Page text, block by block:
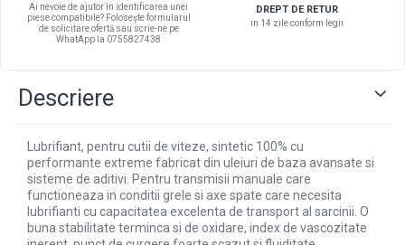
Ai nevoie de ajutor în identificarea unei
piese compatibile? Folosește formularul
de solicitare ofertă sau scrie-ne pe
WhatApp la 0755827438
DREPT DE RETUR
in 14 zile conform legii
Descriere
Lubrifiant, pentru cutii de viteze, sintetic 100% cu
performante extreme fabricat din uleiuri de baza avansate si
sisteme de aditivi. Pentru transmisii manuale care
functioneaza in conditii grele si axe spate care necesita
lubrifianti cu capacitatea excelenta de transport al sarcinii. O
buna stabilitate terminca si de oxidare, index de vascozitate